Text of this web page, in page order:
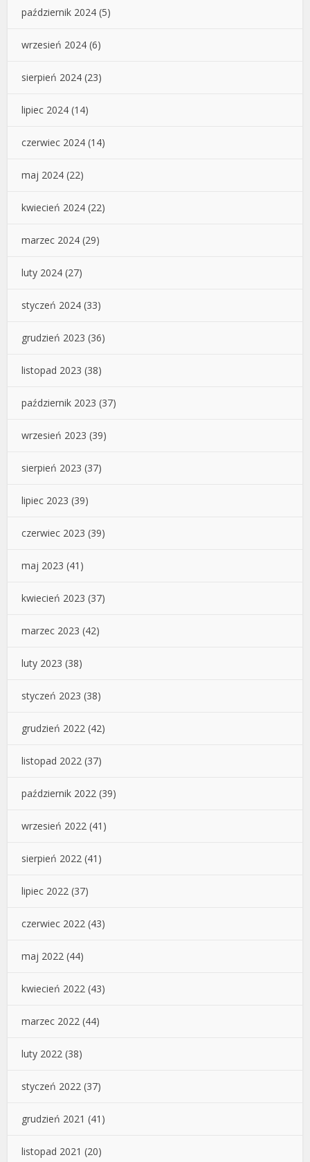
październik 2024 (5)
wrzesień 2024 (6)
sierpień 2024 (23)
lipiec 2024 (14)
czerwiec 2024 (14)
maj 2024 (22)
kwiecień 2024 (22)
marzec 2024 (29)
luty 2024 (27)
styczeń 2024 (33)
grudzień 2023 (36)
listopad 2023 (38)
październik 2023 (37)
wrzesień 2023 (39)
sierpień 2023 (37)
lipiec 2023 (39)
czerwiec 2023 (39)
maj 2023 (41)
kwiecień 2023 (37)
marzec 2023 (42)
luty 2023 (38)
styczeń 2023 (38)
grudzień 2022 (42)
listopad 2022 (37)
październik 2022 (39)
wrzesień 2022 (41)
sierpień 2022 (41)
lipiec 2022 (37)
czerwiec 2022 (43)
maj 2022 (44)
kwiecień 2022 (43)
marzec 2022 (44)
luty 2022 (38)
styczeń 2022 (37)
grudzień 2021 (41)
listopad 2021 (20)